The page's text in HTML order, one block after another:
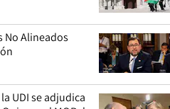
No Alineados
UDI se adjudica